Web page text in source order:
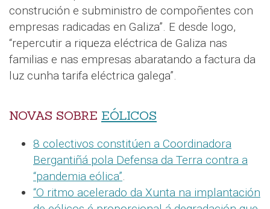
construción e subministro de compoñentes con
empresas radicadas en Galiza”. E desde logo,
“repercutir a riqueza eléctrica de Galiza nas
familias e nas empresas abaratando a factura da
luz cunha tarifa eléctrica galega”.
NOVAS SOBRE EÓLICOS
8 colectivos constitúen a Coordinadora
Bergantiñá pola Defensa da Terra contra a
“pandemia eólica”
“O ritmo acelerado da Xunta na implantación